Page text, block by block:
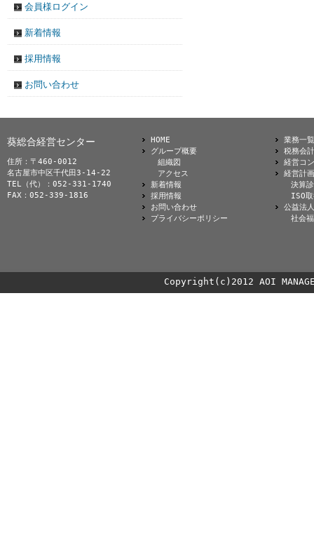
会員様ログイン
新着情報
採用情報
お問い合わせ
葵総合経営センター
住所：〒460-0012
名古屋市中区千代田3-14-22
TEL（代）：052-331-1740
FAX：052-339-1816
HOME
グループ概要
組織図
アクセス
新着情報
採用情報
お問い合わせ
プライバシーポリシー
業務一覧
税務会計
経営コ
経営計画
決算
ISO
公益法
社会
Copyright(c)2012 AOI